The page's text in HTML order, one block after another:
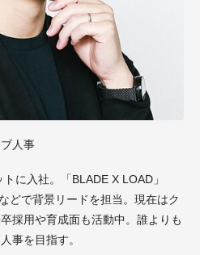
人事
に入社。「BLADE X LOAD」
どで背景リードを担当。現在はク
採用や育成面も活動中。誰よりも
事を目指す。